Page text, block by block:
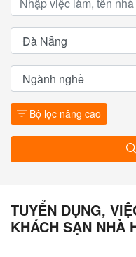
Bộ lọc nâng cao
TUYỂN DỤNG,
KHÁCH SẠN NHÀ